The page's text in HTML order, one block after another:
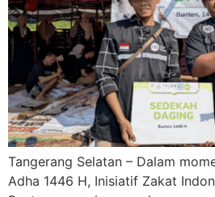
Tangerang Selatan – Dalam
Adha 1446 H, Inisiatif Zakat